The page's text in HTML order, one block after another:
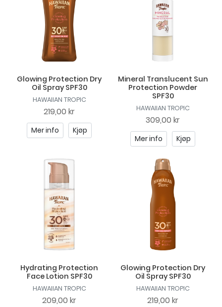
Glowing Protection Dry
Oil Spray SPF30
HAWAIIAN TROPIC
219,00 kr
Mer info Kjøp
Mineral Translucent Sun
Protection Powder
SPF30
HAWAIIAN TROPIC
309,00 kr
Mer info Kjøp
Hydrating Protection
Face Lotion SPF30
HAWAIIAN TROPIC
209,00 kr
Glowing Protection Dry
Oil Spray SPF30
HAWAIIAN TROPIC
219,00 kr